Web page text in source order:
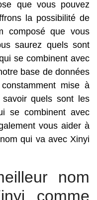
que vous pouvez
la possibilité de
composé que vous
saurez quels sont
se combinent avec
base de données
mise à
quels sont les
se combinent avec
vous aider à
qui va avec Xinyi
nom
comme